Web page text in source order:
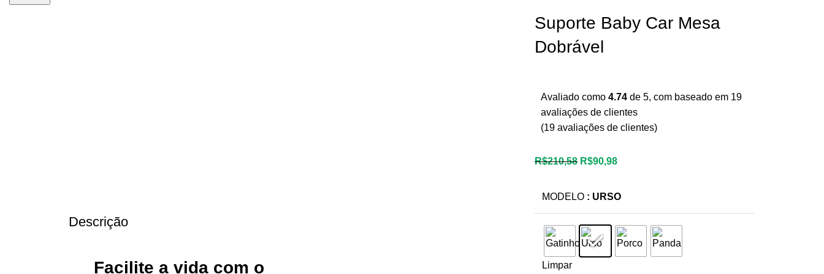
Descrição
Facilite a vida com o
Suporte Baby Car Mesa
Dobrável
Avaliado como 4.74de 5, com baseado em 19
avaliações de clientes
(19avaliações de clientes)
R$210,58 R$90,98
MODELO : URSO
Limpar